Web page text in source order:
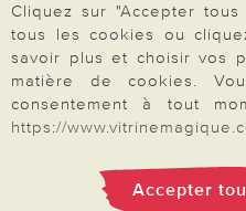
Rétractation
Paiement &
Cliquez sur "Accepter
tous les cookies ou
savoir plus et choisir vos
matière de cookies.
consentement à tout
https://
Accepter